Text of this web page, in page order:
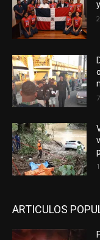
ARTICULOS